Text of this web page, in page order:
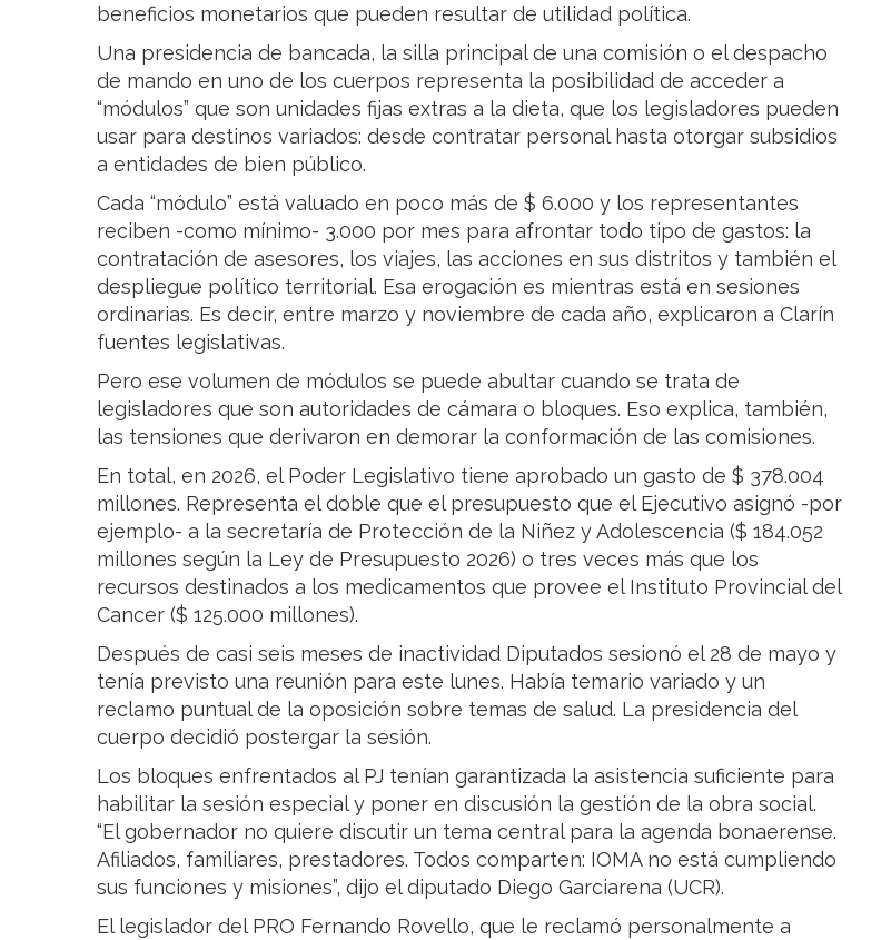
beneficios monetarios que pueden resultar de utilidad política.
Una presidencia de bancada, la silla principal de una comisión o el despacho
de mando en uno de los cuerpos representa la posibilidad de acceder a
“módulos” que son unidades fijas extras a la dieta, que los legisladores pueden
usar para destinos variados: desde contratar personal hasta otorgar subsidios
a entidades de bien público.
Cada “módulo” está valuado en poco más de $ 6.000 y los representantes
reciben -como mínimo- 3.000 por mes para afrontar todo tipo de gastos: la
contratación de asesores, los viajes, las acciones en sus distritos y también el
despliegue político territorial. Esa erogación es mientras está en sesiones
ordinarias. Es decir, entre marzo y noviembre de cada año, explicaron a Clarín
fuentes legislativas.
Pero ese volumen de módulos se puede abultar cuando se trata de
legisladores que son autoridades de cámara o bloques. Eso explica, también,
las tensiones que derivaron en demorar la conformación de las comisiones.
En total, en 2026, el Poder Legislativo tiene aprobado un gasto de $ 378.004
millones. Representa el doble que el presupuesto que el Ejecutivo asignó -por
ejemplo- a la secretaría de Protección de la Niñez y Adolescencia ($ 184.052
millones según la Ley de Presupuesto 2026) o tres veces más que los
recursos destinados a los medicamentos que provee el Instituto Provincial del
Cancer ($ 125.000 millones).
Después de casi seis meses de inactividad Diputados sesionó el 28 de mayo y
tenía previsto una reunión para este lunes. Había temario variado y un
reclamo puntual de la oposición sobre temas de salud. La presidencia del
cuerpo decidió postergar la sesión.
Los bloques enfrentados al PJ tenían garantizada la asistencia suficiente para
habilitar la sesión especial y poner en discusión la gestión de la obra social.
“El gobernador no quiere discutir un tema central para la agenda bonaerense.
Afiliados, familiares, prestadores. Todos comparten: IOMA no está cumpliendo
sus funciones y misiones”, dijo el diputado Diego Garciarena (UCR).
El legislador del PRO Fernando Rovello, que le reclamó personalmente a